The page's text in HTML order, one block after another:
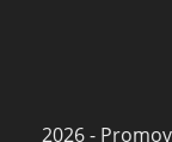
2026 -